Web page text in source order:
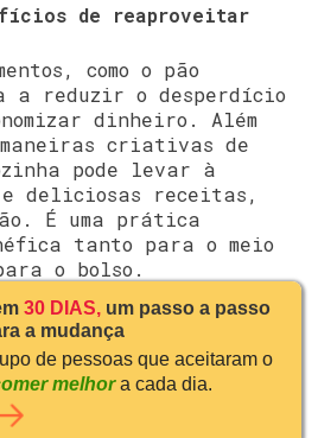
de reaproveitar
como o pão
a reduzir o desperdício
dinheiro. Além
criativas de
pode levar à
e deliciosas receitas,
É uma prática
tanto para o meio
o bolso.
30 DIAS, um passo a passo
a mudança
de pessoas que aceitaram o
melhora cada dia.